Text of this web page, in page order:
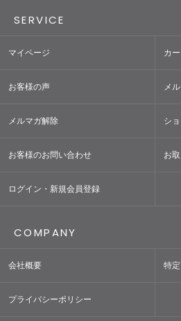
SERVICE
マイページ カ
お客様の声 メ
メルマガ解除 シ
お客様のお問い合わせ お
ログイン・新規会員登録
COMPANY
会社概要 特
プライバシーポリシー